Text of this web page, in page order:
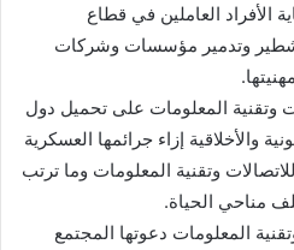
الأفراد العاملين في قطاع
تشطير وتدمير مؤسسات وشركات
وتقنية المعلومات على تحميل دول
والأخلاقية إزاء جرائمها العسكرية
وتقنية المعلومات وما ترتب
مناحي الحياة.
المعلومات دعوتها المجتمع